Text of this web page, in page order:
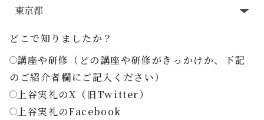
どこで知りましたか？
講座や研修（どの講座や研修がきっかけか、下記
のご紹介者欄にご記入ください）
上谷実礼のX（旧Twitter）
上谷実礼のFacebook